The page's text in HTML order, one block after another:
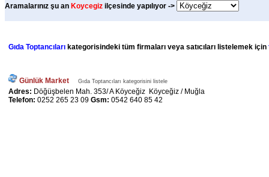
Aramalarınız şu an Koycegiz ilçesinde yapılıyor ->
Gıda Toptancıları kategorisindeki tüm firmaları veya satıcıları listelemek için
Günlük Market Gıda Toptancıları kategorisini listele
Adres: Döğüşbelen Mah. 353/ A Köyceğiz Köyceğiz / Muğla
Telefon: 0252 265 23 09 Gsm: 0542 640 85 42